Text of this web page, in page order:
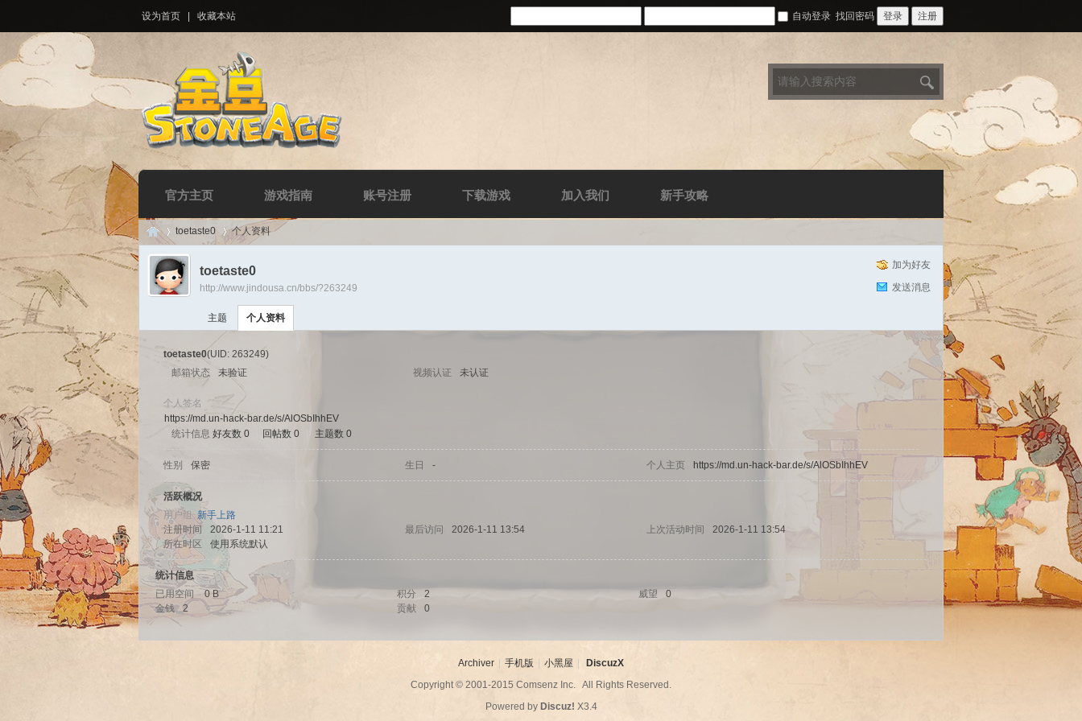
设为首页 收藏本站 自动登录 找回密码 登录 注册
官方主页 游戏指南 账号注册 下载游戏 加入我们 新手攻略
Di
uz!
›
toetaste0 个人资料
加为好友
发送消息
toetaste0
http://www.jindousa.cn/bbs/?263249
主题 个人资料
toetaste0(UID: 263249)
邮箱状态
未验证 视频认证 未认证
个人签名
https://md.un-hack-bar.de/s/AlOSbIhhEV
统计信息 好友数 0 回帖数 0 主题数 0
性别 保密 生日 - 个人主页 https://md.un-hack-bar.de/s/AlOSbIhhEV
活跃概况
用户组 新手上路
注册时间
2026-1-11 11:21 最后访问 2026-1-11 13:54 上次活动时间
2026-1-11 13:54
所在时区
使用系统默认
统计信息
已用空间
0 B 积分 2 威望
0
金钱
2 贡献 0
Archiver 手机版 小黑屋
DiscuzX
Copyright © 2001-2015 Comsenz Inc. All Rights Reserved.
Powered by Discuz! X3.4